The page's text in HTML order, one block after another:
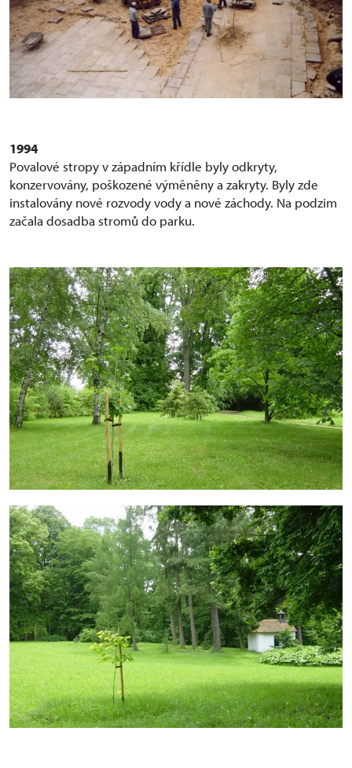
1994
Povalové stropy v západním křídle byly odkryty,
konzervovány, poškozené výměněny a zakryty. Byly zde
instalovány nové rozvody vody a nové záchody. Na podzim
začala dosadba stromů do parku.